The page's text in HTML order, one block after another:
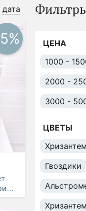
дата
ЦЕНА
1000 -
2000 -
3000 -
ЦВЕТЫ
Гвоздики